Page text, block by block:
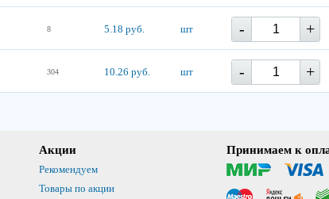
8 5.18 руб. шт - +
304 10.26 руб. шт - +
Акции
Рекомендуем
Товары по акции
Принимаем к